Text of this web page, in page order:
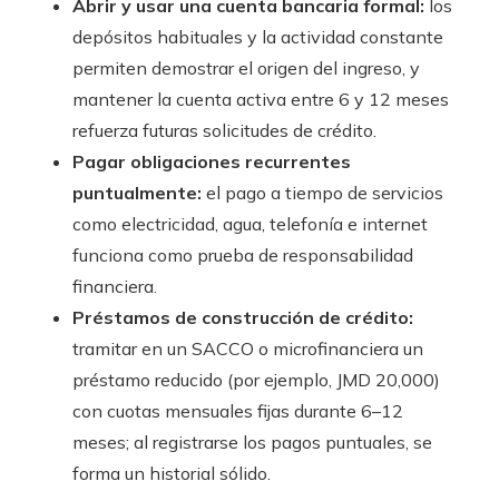
Abrir y usar una cuenta bancaria formal: los
depósitos habituales y la actividad constante
permiten demostrar el origen del ingreso, y
mantener la cuenta activa entre 6 y 12 meses
refuerza futuras solicitudes de crédito.
Pagar obligaciones recurrentes
puntualmente: el pago a tiempo de servicios
como electricidad, agua, telefonía e internet
funciona como prueba de responsabilidad
financiera.
Préstamos de construcción de crédito:
tramitar en un SACCO o microfinanciera un
préstamo reducido (por ejemplo, JMD 20,000)
con cuotas mensuales fijas durante 6–12
meses; al registrarse los pagos puntuales, se
forma un historial sólido.